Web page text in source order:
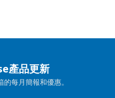
產品更新
每月簡報和優惠。